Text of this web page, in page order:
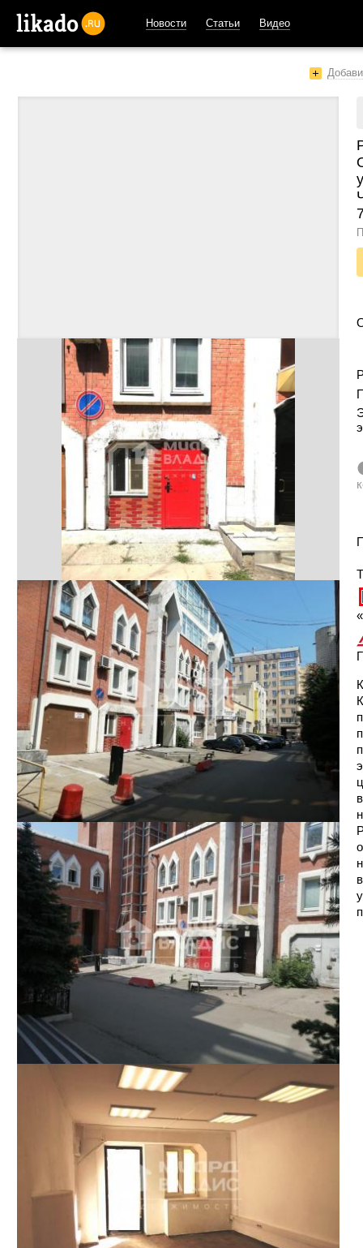
Новости Статьи Видео